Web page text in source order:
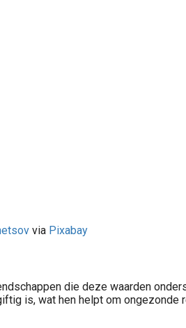
via Pixabay
die deze waarden
is, wat hen helpt om ongezonde